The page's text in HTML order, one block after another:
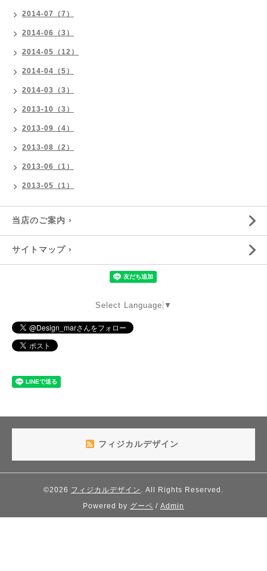
2014-07（7）
2014-06（3）
2014-05（12）
2014-04（5）
2014-03（3）
2013-10（3）
2013-09（4）
2013-08（2）
2013-06（1）
2013-05（1）
当店のご案内 ›
サイトマップ ›
Select Language ▼
フィジカルデザイン
©2026 フィジカルデザイン . All Rights Reserved.
Powered by グーペ / Admin